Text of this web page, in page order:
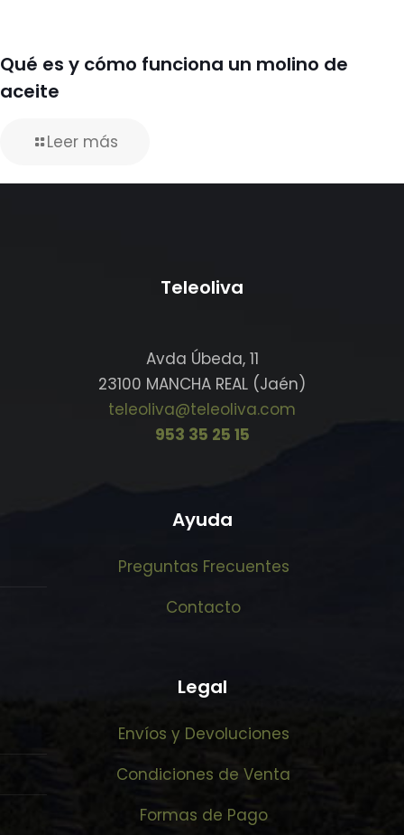
Qué es y cómo funciona un molino de
aceite
Leer más
Teleoliva
Avda Úbeda, 11
23100 MANCHA REAL (Jaén)
teleoliva@teleoliva.com
953 35 25 15
Ayuda
Preguntas Frecuentes
Contacto
Legal
Envíos y Devoluciones
Condiciones de Venta
Formas de Pago